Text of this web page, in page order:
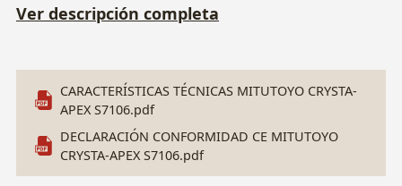
columnas 900 mm. Altura paso puente 820 mm.
vigencia de las licencias de software.Para la
retirada es necesario tirar el tabique de la
habitación donde esta alojada la máquina,
pero no es necesario volver a restituir el
tabique a su estado original. (Ver últimas
Ver descripción completa
CARACTERÍSTICAS TÉCNICAS MITUTOYO CRYSTA-
APEX S7106.pdf
DECLARACIÓN CONFORMIDAD CE MITUTOYO
CRYSTA-APEX S7106.pdf